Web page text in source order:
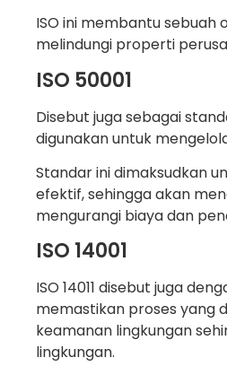
ISO ini membantu
melindungi properti
ISO 50001
Disebut juga sebagai
digunakan untuk
Standar ini dimaksudkan
efektif, sehingga akan
mengurangi biaya dan
ISO 14001
ISO 14011 disebut juga
memastikan proses yang
keamanan lingkungan
lingkungan.